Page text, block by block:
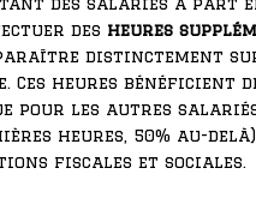
des heures
distinctement
heures bénéficient
pour les autres salariés
heures, 50% au-
fiscales et sociales.